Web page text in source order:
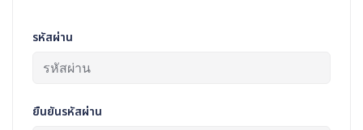
รหัสผ่าน
ยืนยันรหัสผ่าน